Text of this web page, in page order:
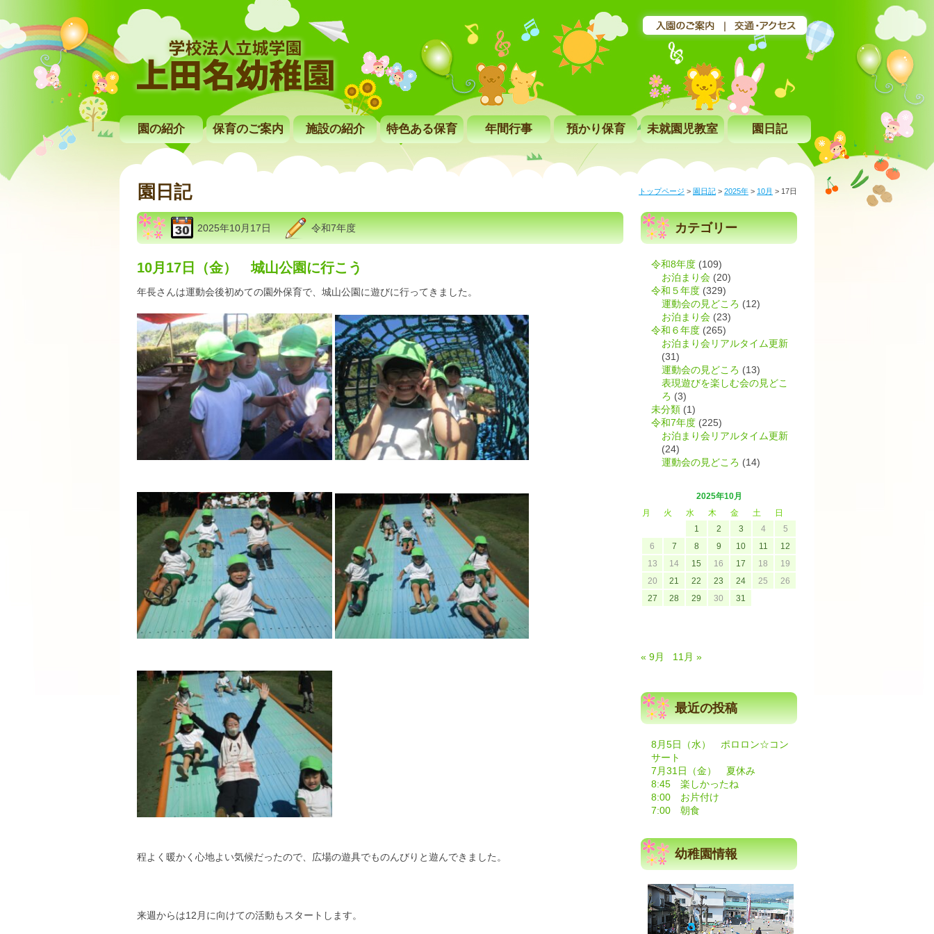
園の紹介 保育のご案内 施設の紹介 特色ある保育 年間行事 預かり保育 未就園児教室 園日記
園日記 トップページ > 園日記 > 2025年 > 10月 > 17日
2025年10月17日 令和7年度
10月17日（金） 城山公園に行こう
年長さんは運動会後初めての園外保育で、城山公園に遊びに行ってきました。
程よく暖かく心地よい気候だったので、広場の遊具でものんびりと遊んできました。
来週からは12月に向けての活動もスタートします。
カテゴリー
令和8年度 (109)
お泊まり会 (20)
令和５年度 (329)
運動会の見どころ (12)
お泊まり会 (23)
令和６年度 (265)
お泊まり会リアルタイム更新
(31)
運動会の見どころ (13)
表現遊びを楽しむ会の見どこ
ろ (3)
未分類 (1)
令和7年度 (225)
お泊まり会リアルタイム更新
(24)
運動会の見どころ (14)
2025年10月
月
火 水 木 金 土
日
1
2 3 4
5
6
7 8 9 10 11
12
13
14 15 16 17 18
19
20
21 22 23 24 25
26
27
28 29 30 31
« 9月 11月 »
最近の投稿
8月5日（水） ポロロン☆コン
サート
7月31日（金） 夏休み
8:45 楽しかったね
8:00 お片付け
7:00 朝食
幼稚園情報